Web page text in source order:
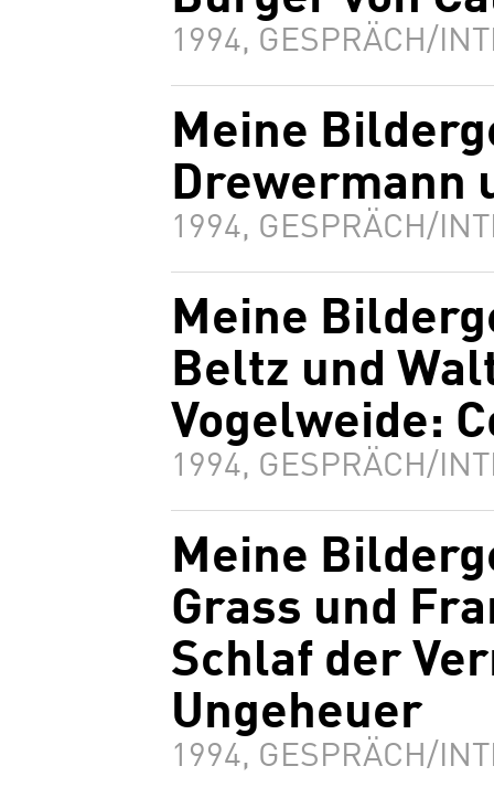
1994, GESPRÄCH/
Meine
Drewermann
1994, GESPRÄCH/
Meine
Beltz und
Vogelweide:
1994, GESPRÄCH/
Meine
Grass und
Schlaf der
Ungeheuer
1994, GESPRÄCH/